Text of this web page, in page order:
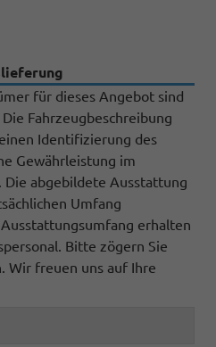
für dieses Angebot sind
Fahrzeugbeschreibung
Identifizierung des
Gewährleistung im
Die abgebildete Ausstattung
Umfang
erhalten
Bitte zögern Sie
Wir freuen uns auf Ihre